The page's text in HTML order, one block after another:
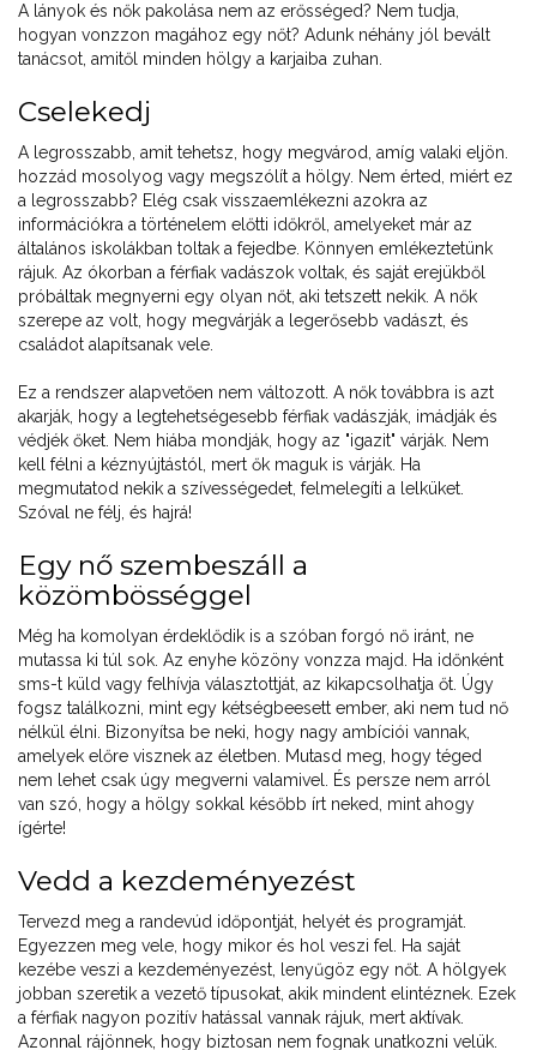
A lányok és nők pakolása nem az erősséged? Nem tudja,
hogyan vonzzon magához egy nőt? Adunk néhány jól bevált
tanácsot, amitől minden hölgy a karjaiba zuhan.
Cselekedj
A legrosszabb, amit tehetsz, hogy megvárod, amíg valaki eljön.
hozzád mosolyog vagy megszólít a hölgy. Nem érted, miért ez
a legrosszabb? Elég csak visszaemlékezni azokra az
információkra a történelem előtti időkről, amelyeket már az
általános iskolákban toltak a fejedbe. Könnyen emlékeztetünk
rájuk. Az ókorban a férfiak vadászok voltak, és saját erejükből
próbáltak megnyerni egy olyan nőt, aki tetszett nekik. A nők
szerepe az volt, hogy megvárják a legerősebb vadászt, és
családot alapítsanak vele.
Ez a rendszer alapvetően nem változott. A nők továbbra is azt
akarják, hogy a legtehetségesebb férfiak vadászják, imádják és
védjék őket. Nem hiába mondják, hogy az "igazit" várják. Nem
kell félni a kéznyújtástól, mert ők maguk is várják. Ha
megmutatod nekik a szívességedet, felmelegíti a lelküket.
Szóval ne félj, és hajrá!
Egy nő szembeszáll a
közömbösséggel
Még ha komolyan érdeklődik is a szóban forgó nő iránt, ne
mutassa ki túl sok. Az enyhe közöny vonzza majd. Ha időnként
sms-t küld vagy felhívja választottját, az kikapcsolhatja őt. Úgy
fogsz találkozni, mint egy kétségbeesett ember, aki nem tud nő
nélkül élni. Bizonyítsa be neki, hogy nagy ambíciói vannak,
amelyek előre visznek az életben. Mutasd meg, hogy téged
nem lehet csak úgy megverni valamivel. És persze nem arról
van szó, hogy a hölgy sokkal később írt neked, mint ahogy
ígérte!
Vedd a kezdeményezést
Tervezd meg a randevúd időpontját, helyét és programját.
Egyezzen meg vele, hogy mikor és hol veszi fel. Ha saját
kezébe veszi a kezdeményezést, lenyűgöz egy nőt. A hölgyek
jobban szeretik a vezető típusokat, akik mindent elintéznek. Ezek
a férfiak nagyon pozitív hatással vannak rájuk, mert aktívak.
Azonnal rájönnek, hogy biztosan nem fognak unatkozni velük.